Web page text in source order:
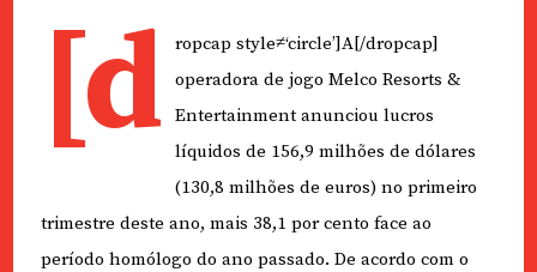
[d
ropcap style≠‘circle’]A[/dropcap]
operadora de jogo Melco Resorts &
Entertainment anunciou lucros
líquidos de 156,9 milhões de dólares
(130,8 milhões de euros) no primeiro
trimestre deste ano, mais 38,1 por cento face ao
período homólogo do ano passado. De acordo com o